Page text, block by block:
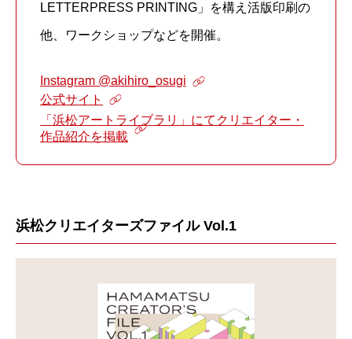
LETTERPRESS PRINTING」を構え活版印刷の
他、ワークショップなどを開催。
Instagram @akihiro_osugi
公式サイト
「浜松アートライブラリ」にてクリエイター・
作品紹介を掲載
浜松クリエイターズファイル Vol.1